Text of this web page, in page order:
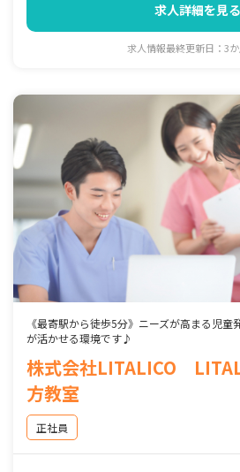
求人詳細を見る
求人情報最終更新日：3
《最寄駅から徒歩5分》ニーズが高まる児
が活かせる環境です♪
株式会社LITALICO
方教室
正社員